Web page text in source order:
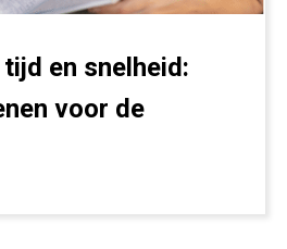
en snelheid:
voor de